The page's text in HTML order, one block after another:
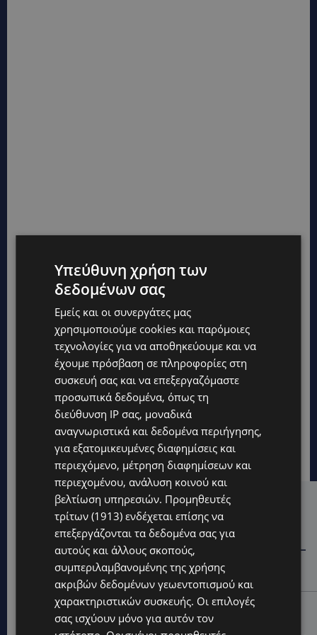
Hot this week
STORIES
ΓΕΝΕΘΛΙΟΣ ΗΜΕΡΑ: Η ηλικία είναι μόνο ένας αριθμός –
Οι άνθρωποι και οι στιγμές είναι η πραγματική μας
ιστορία
STORIES
ΕΛΕΝΑ ΑΝΤΩΝΙΑΔΟΥ: Αγώνας ζωής για τη 37χρονη
Υπεύθυνη χρήση των
δεδομένων σας
Εμείς και οι συνεργάτες μας
χρησιμοποιούμε cookies και παρόμοιες
τεχνολογίες για να αποθηκεύουμε και να
έχουμε πρόσβαση σε πληροφορίες στη
συσκευή σας και να επεξεργαζόμαστε
προσωπικά δεδομένα, όπως τη
διεύθυνση IP σας, μοναδικά
αναγνωριστικά και δεδομένα περιήγησης,
για εξατομικευμένες διαφημίσεις και
περιεχόμενο, μέτρηση διαφημίσεων και
περιεχομένου, ανάλυση κοινού και
βελτίωση υπηρεσιών. Προμηθευτές
τρίτων (1913) ενδέχεται επίσης να
επεξεργάζονται τα δεδομένα σας για
αυτούς και άλλους σκοπούς,
συμπεριλαμβανομένης της χρήσης
ακριβών δεδομένων γεωεντοπισμού και
χαρακτηριστικών συσκευής. Οι επιλογές
σας ισχύουν μόνο για αυτόν τον